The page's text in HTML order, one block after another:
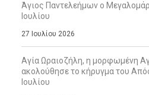
Άγιος Παντελεήμων ο
Ιουλίου
27 Ιουλίου 2026
Αγία Ωραιοζήλη, η μορφωμένη
ακολούθησε το κήρυγμα του
Ιουλίου